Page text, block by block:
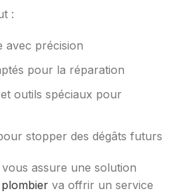
:
avec précision
pour la réparation
outils spéciaux pour
stopper des dégâts futurs
assure une solution
plombier va offrir un service